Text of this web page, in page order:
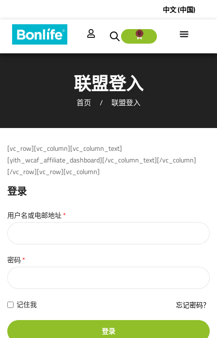
中文 (中国)
0
联盟登入
首页 联盟登入
[vc_row][vc_column][vc_column_text]
[yith_wcaf_affiliate_dashboard][/vc_column_text][/vc_column]
[/vc_row][vc_row][vc_column]
登录
用户名或电邮地址*
密码*
记住我
登录
忘记密码？